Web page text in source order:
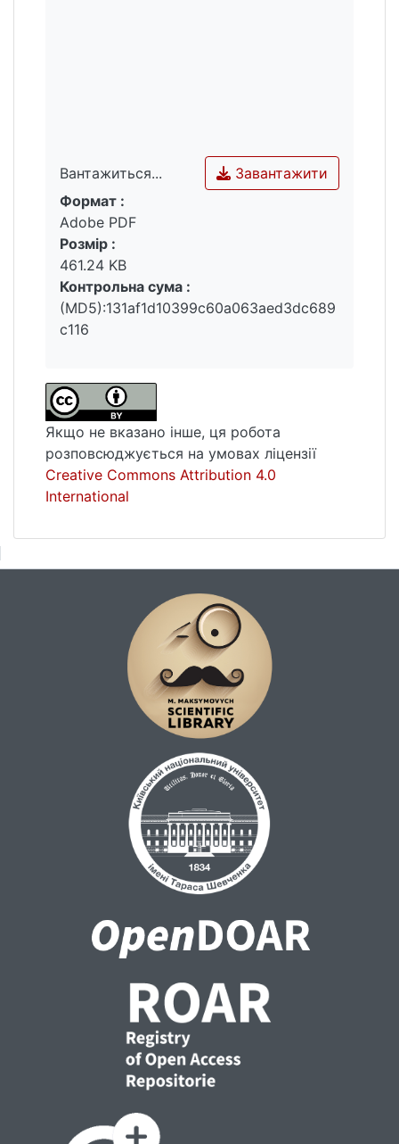
Вантажиться...
Вантажиться...
Завантажити
Формат :
Adobe PDF
Розмір :
461.24 KB
Контрольна сума :
(MD5):131af1d10399c60a063aed3dc689
c116
Якщо не вказано інше, ця робота
розповсюджується на умовах ліцензії
Creative Commons Attribution 4.0
International